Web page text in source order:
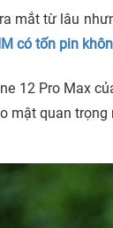
mắt từ lâu
có tốn pin
12 Pro Max
mật quan trọng